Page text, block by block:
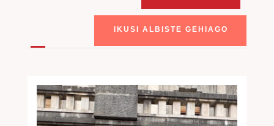
IKUSI ALBISTE GEHIAGO